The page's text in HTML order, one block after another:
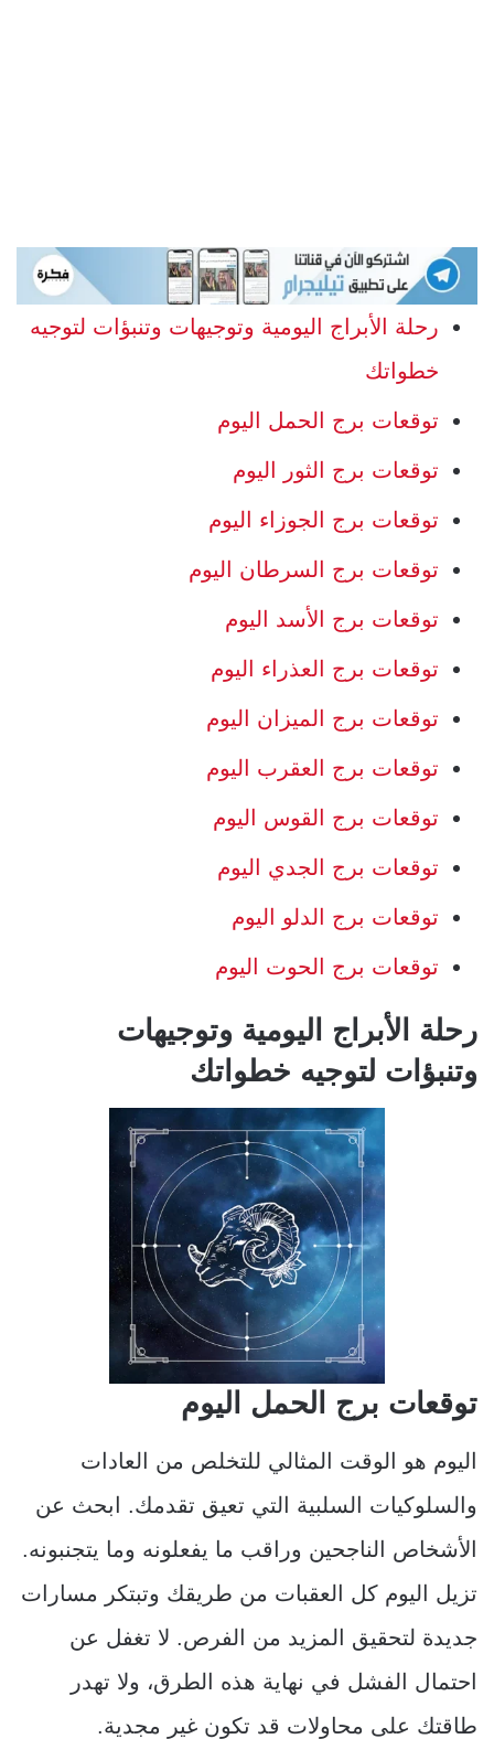
رحلة الأبراج اليومية وتوجيهات وتنبؤات لتوجيه
خطواتك
توقعات برج الحمل اليوم
توقعات برج الثور اليوم
توقعات برج الجوزاء اليوم
توقعات برج السرطان اليوم
توقعات برج الأسد اليوم
توقعات برج العذراء اليوم
توقعات برج الميزان اليوم
توقعات برج العقرب اليوم
توقعات برج القوس اليوم
توقعات برج الجدي اليوم
توقعات برج الدلو اليوم
توقعات برج الحوت اليوم
رحلة الأبراج اليومية وتوجيهات
وتنبؤات لتوجيه خطواتك
توقعات برج الحمل اليوم
اليوم هو الوقت المثالي للتخلص من العادات
والسلوكيات السلبية التي تعيق تقدمك. ابحث عن
الأشخاص الناجحين وراقب ما يفعلونه وما يتجنبونه.
تزيل اليوم كل العقبات من طريقك وتبتكر مسارات
جديدة لتحقيق المزيد من الفرص. لا تغفل عن
احتمال الفشل في نهاية هذه الطرق، ولا تهدر
طاقتك على محاولات قد تكون غير مجدية.